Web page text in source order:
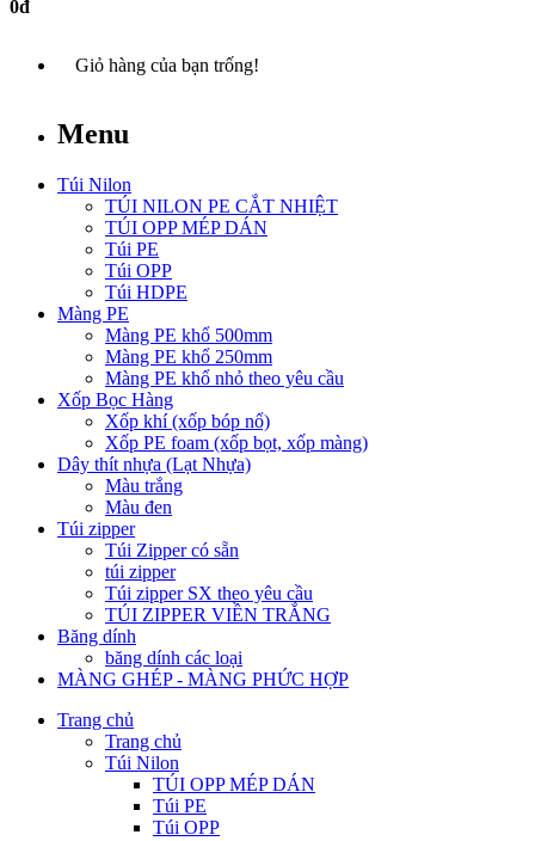
0đ
Giỏ hàng của bạn trống!
Menu
Túi Nilon
TÚI NILON PE CẮT NHIỆT
TÚI OPP MÉP DÁN
Túi PE
Túi OPP
Túi HDPE
Màng PE
Màng PE khổ 500mm
Màng PE khổ 250mm
Màng PE khổ nhỏ theo yêu cầu
Xốp Bọc Hàng
Xốp khí (xốp bóp nổ)
Xốp PE foam (xốp bọt, xốp màng)
Dây thít nhựa (Lạt Nhựa)
Màu trắng
Màu đen
Túi zipper
Túi Zipper có sẵn
túi zipper
Túi zipper SX theo yêu cầu
TÚI ZIPPER VIỀN TRẮNG
Băng dính
băng dính các loại
MÀNG GHÉP - MÀNG PHỨC HỢP
Trang chủ
Trang chủ
Túi Nilon
TÚI OPP MÉP DÁN
Túi PE
Túi OPP